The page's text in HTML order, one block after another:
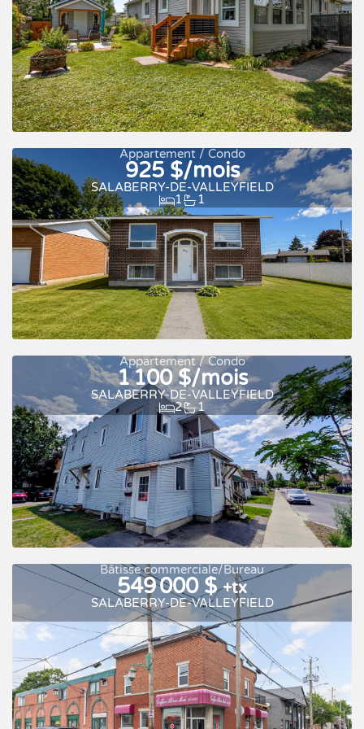
Nouveau
Appartement / Condo
925 $/mois
SALABERRY-DE-VALLEYFIELD
1
1
Nouveau À louer
Appartement / Condo
1 100 $/mois
SALABERRY-DE-VALLEYFIELD
2
1
À louer
Bâtisse commerciale/Bureau
549 000 $+tx
SALABERRY-DE-VALLEYFIELD